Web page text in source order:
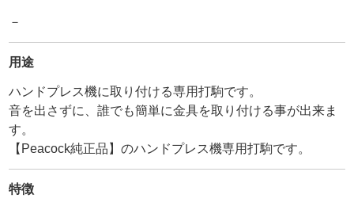
－
用途
ハンドプレス機に取り付ける専用打駒です。
音を出さずに、誰でも簡単に金具を取り付ける事が出来ま
す。
【Peacock純正品】のハンドプレス機専用打駒です。
特徴